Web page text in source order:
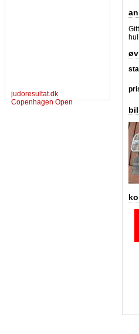
judoresultat.dk
Copenhagen Open